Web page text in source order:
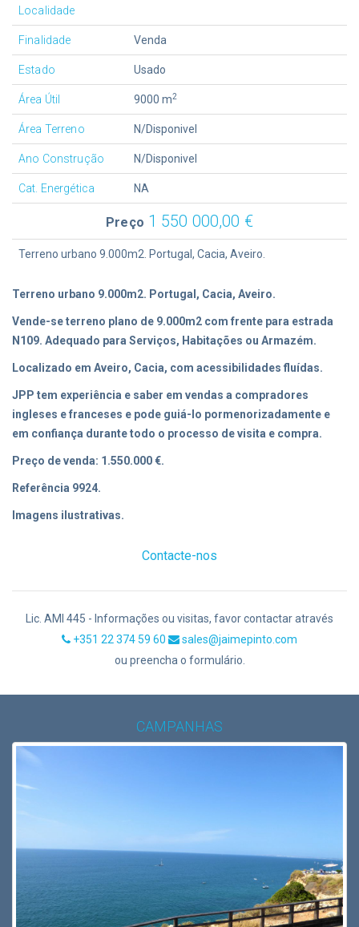
Localidade
Finalidade Venda
Estado Usado
Área Útil 9000 m2
Área Terreno N/Disponivel
Ano Construção N/Disponivel
Cat. Energética NA
Preço 1 550 000,00 €
Terreno urbano 9.000m2. Portugal, Cacia, Aveiro.
Terreno urbano 9.000m2. Portugal, Cacia, Aveiro.
Vende-se terreno plano de 9.000m2 com frente para estrada
N109. Adequado para Serviços, Habitações ou Armazém.
Localizado em Aveiro, Cacia, com acessibilidades fluídas.
JPP tem experiência e saber em vendas a compradores
ingleses e franceses e pode guiá-lo pormenorizadamente e
em confiança durante todo o processo de visita e compra.
Preço de venda: 1.550.000 €.
Referência 9924.
Imagens ilustrativas.
Contacte-nos
Lic. AMI 445 - Informações ou visitas, favor contactar através
+351 22 374 59 60
sales@jaimepinto.com
ou preencha o formulário.
CAMPANHAS